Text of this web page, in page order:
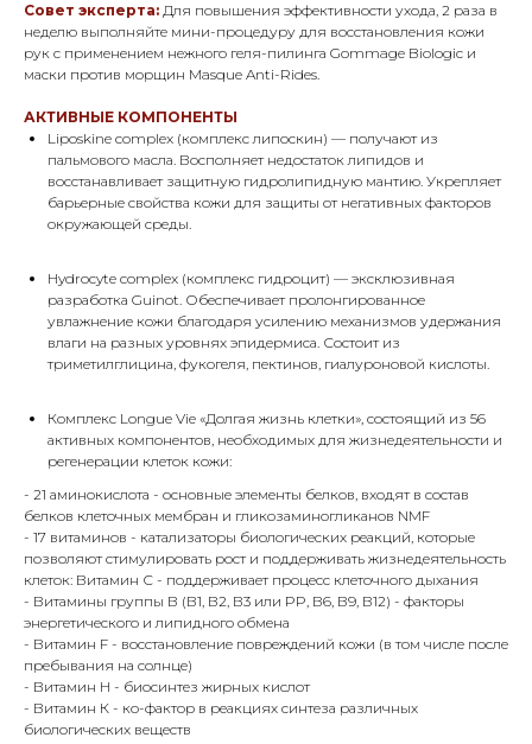
Совет эксперта: Для повышения эффективности ухода, 2 раза в
неделю выполняйте мини-процедуру для восстановления кожи
рук с применением нежного геля-пилинга Gommage Biologic и
маски против морщин Masque Anti-Rides.
АКТИВНЫЕ КОМПОНЕНТЫ
Liposkine complex (комплекс липоскин) — получают из
пальмового масла. Восполняет недостаток липидов и
восстанавливает защитную гидролипидную мантию. Укрепляет
барьерные свойства кожи для защиты от негативных факторов
окружающей среды.
Hydrocyte complex (комплекс гидроцит) — эксклюзивная
разработка Guinot. Обеспечивает пролонгированное
увлажнение кожи благодаря усилению механизмов удержания
влаги на разных уровнях эпидермиса. Состоит из
триметилглицина, фукогеля, пектинов, гиалуроновой кислоты.
Комплекс Longue Vie «Долгая жизнь клетки», состоящий из 56
активных компонентов, необходимых для жизнедеятельности и
регенерации клеток кожи:
- 21 аминокислота - основные элементы белков, входят в состав
белков клеточных мембран и гликозаминогликанов NMF
- 17 витаминов - катализаторы биологических реакций, которые
позволяют стимулировать рост и поддерживать жизнедеятельность
клеток: Витамин С - поддерживает процесс клеточного дыхания
- Витамины группы В (В1, В2, В3 или PP, В6, В9, В12) - факторы
энергетического и липидного обмена
- Витамин F - восстановление повреждений кожи (в том числе после
пребывания на солнце)
- Витамин H - биосинтез жирных кислот
- Витамин К - ко-фактор в реакциях синтеза различных
биологических веществ